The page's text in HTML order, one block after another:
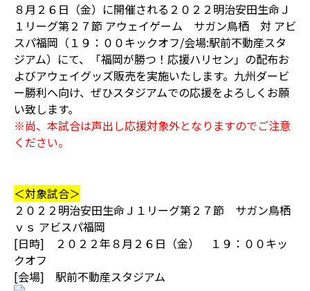
８月２６日（金）に開催される２０２２明治安田生命Ｊ
１リーグ第２７節 アウェイゲーム サガン鳥栖 対 アビ
スパ福岡（１９：００キックオフ/会場:駅前不動産スタ
ジアム）にて、「福岡が勝つ！応援ハリセン」の配布お
よびアウェイグッズ販売を実施いたします。九州ダービ
ー勝利へ向け、ぜひスタジアムでの応援をよろしくお願
い致します。
※尚、本試合は声出し応援対象外となりますのでご注意
ください。
＜対象試合＞
２０２２明治安田生命Ｊ１リーグ第２７節 サガン鳥栖
ｖｓ アビスパ福岡
[日時] ２０２２年８月２６日（金） １９：００キッ
クオフ
[会場] 駅前不動産スタジアム